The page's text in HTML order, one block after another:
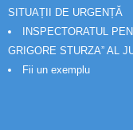
SITUAȚII DE URGENȚĂ
INSPECTORATUL
GRIGORE STURZA” AL
Fii un exemplu